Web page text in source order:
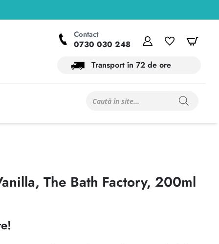
Contact
0730 030 248
Contul meuWishlist
Transport în 72 de ore
Products
The Bath Factory, 200ml